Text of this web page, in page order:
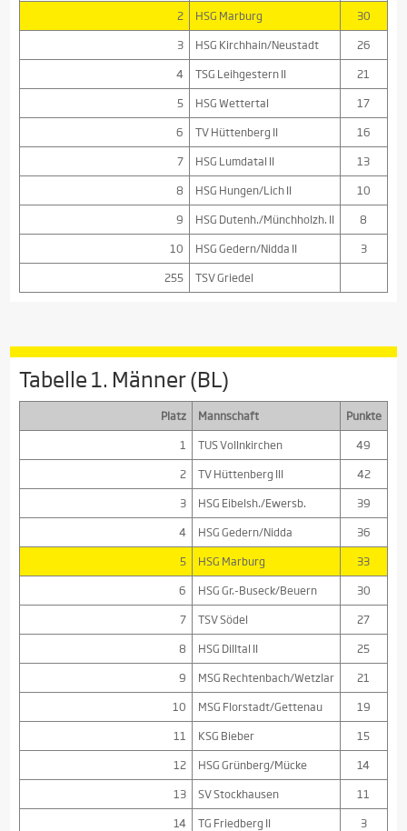
2 HSG Marburg
30
3
HSG Kirchhain/Neustadt
26
4
TSG Leihgestern II
21
5
HSG Wettertal
17
6
TV Hüttenberg II
16
7
HSG Lumdatal II
13
8
HSG Hungen/Lich II
10
9
HSG Dutenh./Münchholzh. II
8
10
HSG Gedern/Nidda II
3
255
TSV Griedel
Tabelle 1. Männer (BL)
Platz Mannschaft
Punkte
1
TUS Vollnkirchen
49
2
TV Hüttenberg III
42
3
HSG Eibelsh./Ewersb.
39
4
HSG Gedern/Nidda
36
5
HSG Marburg
33
6
HSG Gr.-Buseck/Beuern
30
7
TSV Södel
27
8
HSG Dilltal II
25
9
MSG Rechtenbach/Wetzlar
21
10
MSG Florstadt/Gettenau
19
11
KSG Bieber
15
12
HSG Grünberg/Mücke
14
13
SV Stockhausen
11
14
TG Friedberg II 3